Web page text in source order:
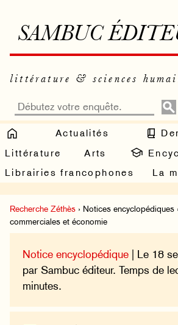
SAMBUC
littérature & sciences
Actualités
Littérature
Arts
Librairies francophones
La
Recherche Zéthès › Notices encyclopédiques
commerciales et économie
Notice encyclopédique | Le 18
par Sambuc éditeur. Temps de
minutes.